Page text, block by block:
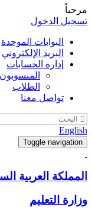
مرحباً
تسجيل الدخول
البوابات الموحدة
البريد الإلكتروني
إدارة الحسابات
المنسوبون
الطلاب
تواصل معنا
English
Toggle navigation
المملكة العربية
وزارة التعليم